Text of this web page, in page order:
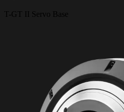
T-GT II Servo Base